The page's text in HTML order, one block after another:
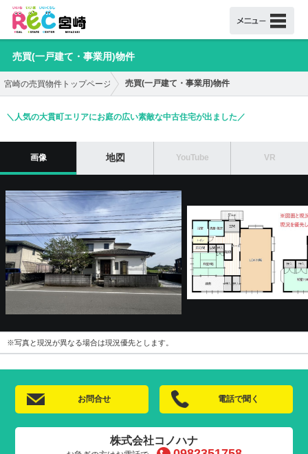
売買(一戸建て・事業用)物件
宮崎の売買物件トップページ 売買(一戸建て・事業用)物件
＼人気の大貫町エリアにお庭の広い素敵な中古住宅が出ました／
画像 地図 YouTube VR
※写真と現況が異なる場合は現況優先とします。
お問合せ 電話で聞く
株式会社コノハナ